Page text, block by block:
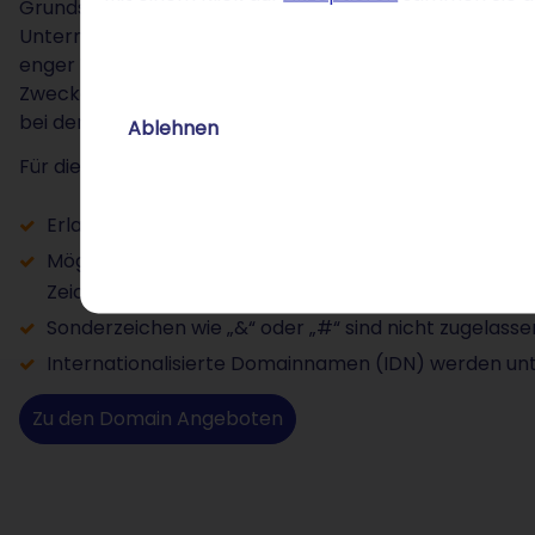
Ablehnen
Grundsätzlich können alle Interessierten eine .biz-
Unternehmensbereich veröffentlicht wurde, gilt
enger Verbindung mit einer geschäftlichen Tätigkeit
Zwecke verfolgt oder mit der Domain Geschäfte
bei der .biz-Domain an der falschen Adresse.
Für die Wahl des Domainnamens gelten folgende
Erlaubt sind 3 bis 63 Zeichen (Domainendung .biz
Mögliche Zeichen sind Buchstaben (a–z), Zahlen
Zeichen des Namens).
Sonderzeichen wie „&“ oder „#“ sind nicht
Internationalisierte Domainnamen (IDN) werden
Zu den Domain Angeboten